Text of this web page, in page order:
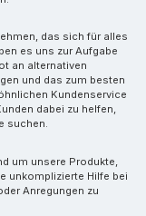
das sich für alles
es uns zur Aufgabe
an alternativen
und das zum besten
Kundenservice
dabei zu helfen,
suchen.
um unsere Produkte,
unkomplizierte Hilfe bei
Anregungen zu